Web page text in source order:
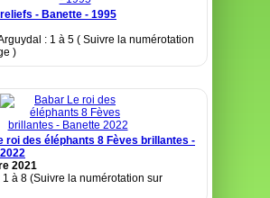
- Banette - 1995
: 1 à 5 ( Suivre la numérotation
)
roi des éléphants 8 Fèves brillantes -
2021
1 à 8 (Suivre la numérotation sur